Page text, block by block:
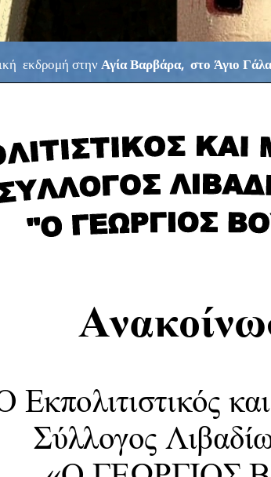
εκδρομή στηνΑγία Βαρβάρα, στο Άγιο